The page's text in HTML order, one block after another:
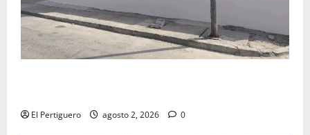
El Pertiguero agosto 2, 2026 0